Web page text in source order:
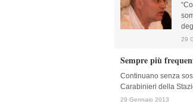
29
Sempre più
Continuano senza
Carabinieri della
29 Gennaio 2013